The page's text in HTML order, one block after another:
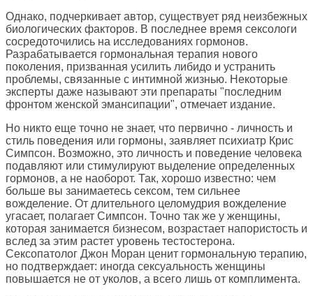
Однако, подчеркивает автор, существует ряд неизбежных
биологических факторов. В последнее время сексологи
сосредоточились на исследованиях гормонов.
Разрабатывается гормональная терапия нового
поколения, призванная усилить либидо и устранить
проблемы, связанные с интимной жизнью. Некоторые
эксперты даже называют эти препараты "последним
фронтом женской эмансипации", отмечает издание.
Но никто еще точно не знает, что первично - личность и
стиль поведения или гормоны, заявляет психиатр Крис
Симпсон. Возможно, это личность и поведение человека
подавляют или стимулируют выделение определенных
гормонов, а не наоборот. Так, хорошо известно: чем
больше вы занимаетесь сексом, тем сильнее
вожделение. От длительного целомудрия вожделение
угасает, полагает Симпсон. Точно так же у женщины,
которая занимается бизнесом, возрастает напористость и
вслед за этим растет уровень тестостерона.
Сексопатолог Джон Моран ценит гормональную терапию,
но подтверждает: иногда сексуальность женщины
повышается не от уколов, а всего лишь от комплимента.